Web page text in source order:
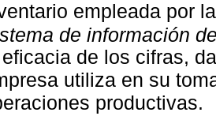
empleada por
de información
eficacia de los cifras,
utiliza en su
productivas.